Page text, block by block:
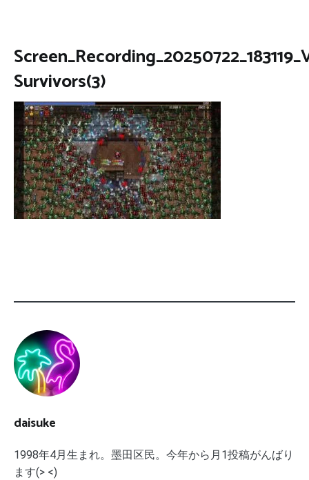
Survivors(3)
daisuke
1998年4月生まれ。墨田区民。今年から月1投稿がんばり
ます(> <)